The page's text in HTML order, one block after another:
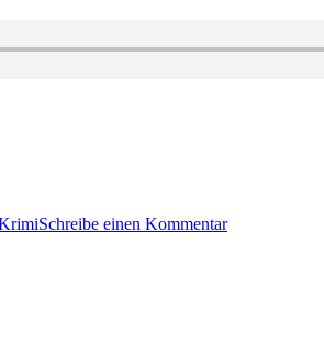
Schreibe einen KommentarGabriella